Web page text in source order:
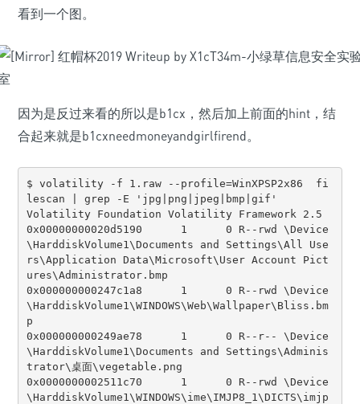
看到一个图。
因为是反过来看的所以是b1cx，然后加上前面的hint，结
合起来就是b1cxneedmoneyandgirlfirend。
$ volatility -f 1.raw --profile=WinXPSP2x86  fi
lescan | grep -E 'jpg|png|jpeg|bmp|gif'
Volatility Foundation Volatility Framework 2.5
0x00000000020d5190      1      0 R--rwd \Device
\HarddiskVolume1\Documents and Settings\All Use
rs\Application Data\Microsoft\User Account Pict
ures\Administrator.bmp
0x000000000247c1a8      1      0 R--rwd \Device
\HarddiskVolume1\WINDOWS\Web\Wallpaper\Bliss.bm
p
0x000000000249ae78      1      0 R--r-- \Device
\HarddiskVolume1\Documents and Settings\Adminis
trator\桌面\vegetable.png
0x0000000002511c70      1      0 R--rwd \Device
\HarddiskVolume1\WINDOWS\ime\IMJP8_1\DICTS\imjp